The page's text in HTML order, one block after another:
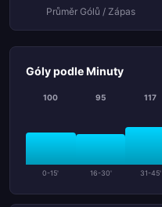
Průměr Gólů / Zápas
Góly podle Minuty
100
0-15'
95
16-30'
117
31-45'